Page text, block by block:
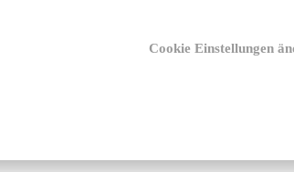
Cookie Einstellungen